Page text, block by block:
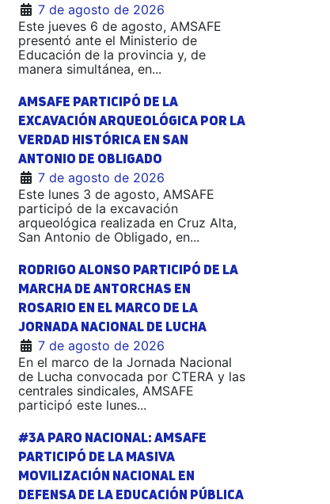
7 de agosto de 2026
Este jueves 6 de agosto, AMSAFE
presentó ante el Ministerio de
Educación de la provincia y, de
manera simultánea, en...
AMSAFE PARTICIPÓ DE LA
EXCAVACIÓN ARQUEOLÓGICA POR LA
VERDAD HISTÓRICA EN SAN
ANTONIO DE OBLIGADO
7 de agosto de 2026
Este lunes 3 de agosto, AMSAFE
participó de la excavación
arqueológica realizada en Cruz Alta,
San Antonio de Obligado, en...
RODRIGO ALONSO PARTICIPÓ DE LA
MARCHA DE ANTORCHAS EN
ROSARIO EN EL MARCO DE LA
JORNADA NACIONAL DE LUCHA
7 de agosto de 2026
En el marco de la Jornada Nacional
de Lucha convocada por CTERA y las
centrales sindicales, AMSAFE
participó este lunes...
#3A PARO NACIONAL: AMSAFE
PARTICIPÓ DE LA MASIVA
MOVILIZACIÓN NACIONAL EN
DEFENSA DE LA EDUCACIÓN PÚBLICA